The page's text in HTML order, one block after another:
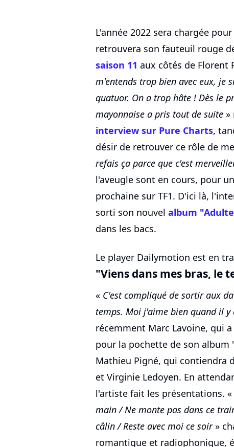
L'année 2022 sera chargée
retrouvera son fauteuil rouge
saison 11 aux côtés de Florent
m'entends trop bien avec eux, je
quatuor. On a trop hâte ! Dès le
mayonnaise a pris tout de suite »
interview sur Pure Charts,
désir de retrouver ce rôle de
refais ça parce que c'est
l'aveugle sont en cours, pour
prochaine sur TF1. D'ici là,
sorti son nouvel album
dans les bacs.
Le player Dailymotion est en
"Viens dans mes bras, le
« C'est compliqué de sortir aux
temps. Moi j'aime bien quand il y
récemment Marc Lavoine, qui
pour la pochette de son album
Mathieu Pigné, qui contiendra
et Virginie Ledoyen. En
l'artiste fait les présentations. «
main / Ne monte pas dans ce
câlin / Reste avec moi ce soir»
romantique et radiophonique,